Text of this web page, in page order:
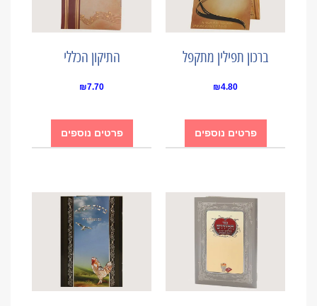
ברכון תפילין מתקפל
₪4.80
פרטים נוספים
התיקון הכללי
₪7.70
פרטים נוספים